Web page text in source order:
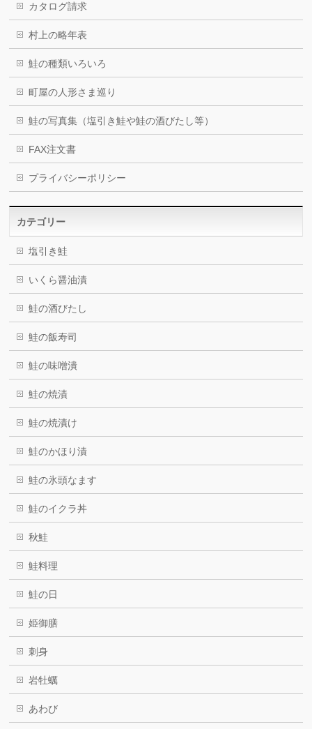
カタログ請求
村上の略年表
鮭の種類いろいろ
町屋の人形さま巡り
鮭の写真集（塩引き鮭や鮭の酒びたし等）
FAX注文書
プライバシーポリシー
カテゴリー
塩引き鮭
いくら醤油漬
鮭の酒びたし
鮭の飯寿司
鮭の味噌潰
鮭の焼漬
鮭の焼漬け
鮭のかほり漬
鮭の氷頭なます
鮭のイクラ丼
秋鮭
鮭料理
鮭の日
姫御膳
刺身
岩牡蠣
あわび